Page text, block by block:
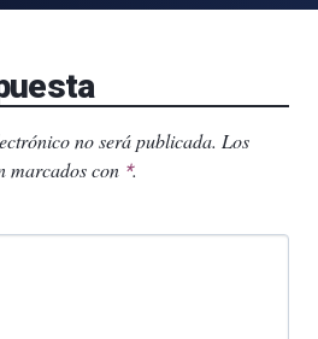
no será publicada. Los
marcados con *.